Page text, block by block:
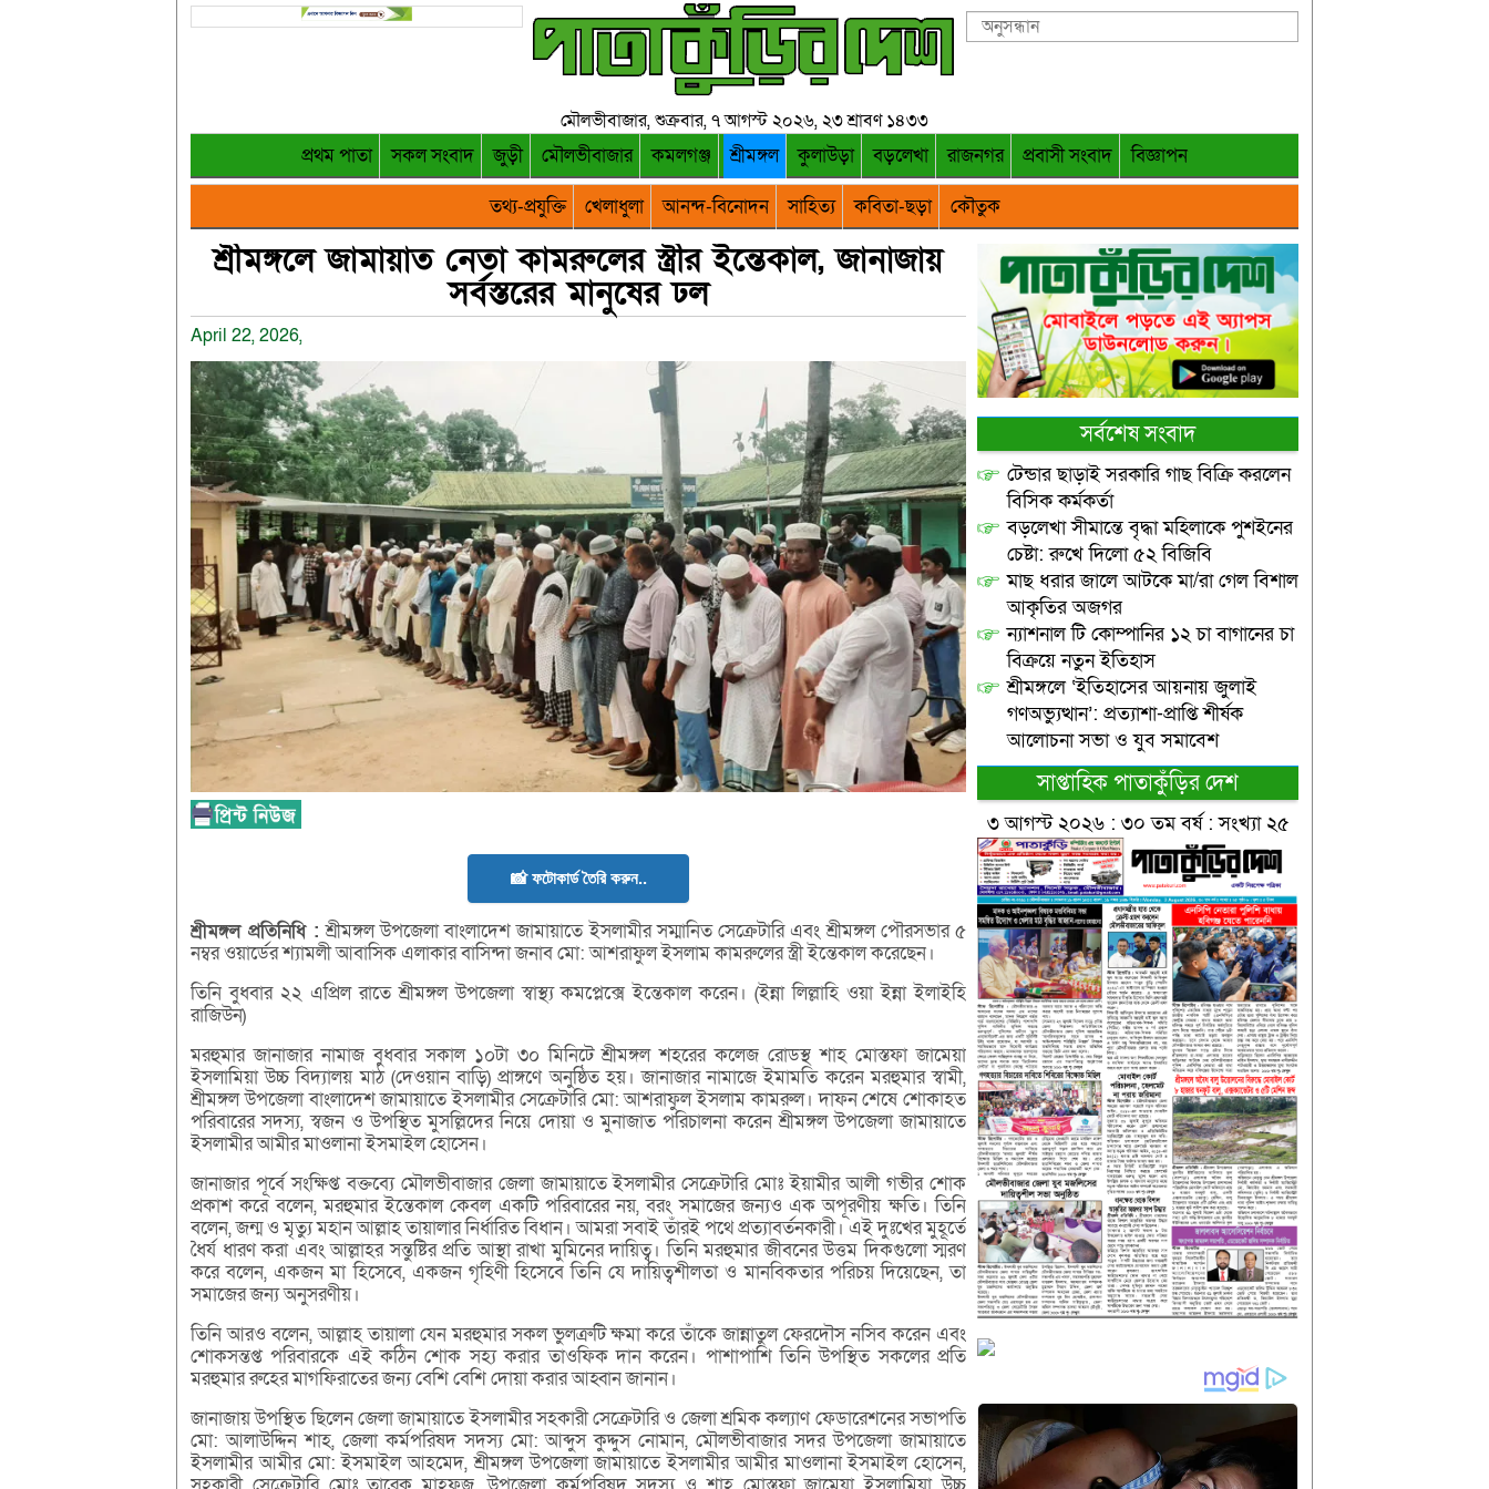
মৌলভীবাজার, শুক্রবার, ৭ আগস্ট ২০২৬, ২৩ শ্রাবণ ১৪৩৩
প্রথম পাতা সকল সংবাদ জুড়ী মৌলভীবাজার কমলগঞ্জ শ্রীমঙ্গল কুলাউড়া বড়লেখা রাজনগর প্রবাসী সংবাদ
বিজ্ঞাপন
তথ্য-প্রযুক্তি
খেলাধুলা আনন্দ-বিনোদন সাহিত্য কবিতা-ছড়া কৌতুক
শ্রীমঙ্গলে জামায়াত নেতা কামরুলের স্ত্রীর ইন্তেকাল, জানাজায়
সর্বস্তরের মানুষের ঢল
April 22, 2026,
📸 ফটোকার্ড তৈরি করুন..
শ্রীমঙ্গলপ্রতিনিধি : শ্রীমঙ্গল উপজেলা বাংলাদেশ জামায়াতে ইসলামীর সম্মানিত সেক্রেটারি এবং শ্রীমঙ্গল পৌরসভার ৫
নম্বর ওয়ার্ডের শ্যামলী আবাসিক এলাকার বাসিন্দা জনাব মো: আশরাফুল ইসলাম কামরুলের স্ত্রী ইন্তেকাল করেছেন।
তিনি বুধবার ২২ এপ্রিল রাতে শ্রীমঙ্গল উপজেলা স্বাস্থ্য কমপ্লেক্সে ইন্তেকাল করেন। (ইন্না লিল্লাহি ওয়া ইন্না ইলাইহি
রাজিউন)
মরহুমার জানাজার নামাজ বুধবার সকাল ১০টা ৩০ মিনিটে শ্রীমঙ্গল শহরের কলেজ রোডস্থ শাহ মোস্তফা জামেয়া
ইসলামিয়া উচ্চ বিদ্যালয় মাঠ (দেওয়ান বাড়ি) প্রাঙ্গণে অনুষ্ঠিত হয়। জানাজার নামাজে ইমামতি করেন মরহুমার স্বামী,
শ্রীমঙ্গল উপজেলা বাংলাদেশ জামায়াতে ইসলামীর সেক্রেটারি মো: আশরাফুল ইসলাম কামরুল। দাফন শেষে শোকাহত
পরিবারের সদস্য, স্বজন ও উপস্থিত মুসল্লিদের নিয়ে দোয়া ও মুনাজাত পরিচালনা করেন শ্রীমঙ্গল উপজেলা জামায়াতে
ইসলামীর আমীর মাওলানা ইসমাইল হোসেন।
জানাজার পূর্বে সংক্ষিপ্ত বক্তব্যে মৌলভীবাজার জেলা জামায়াতে ইসলামীর সেক্রেটারি মোঃ ইয়ামীর আলী গভীর শোক
প্রকাশ করে বলেন, মরহুমার ইন্তেকাল কেবল একটি পরিবারের নয়, বরং সমাজের জন্যও এক অপূরণীয় ক্ষতি। তিনি
বলেন, জন্ম ও মৃত্যু মহান আল্লাহ তায়ালার নির্ধারিত বিধান। আমরা সবাই তাঁরই পথে প্রত্যাবর্তনকারী। এই দুঃখের মুহূর্তে
ধৈর্য ধারণ করা এবং আল্লাহর সন্তুষ্টির প্রতি আস্থা রাখা মুমিনের দায়িত্ব। তিনি মরহুমার জীবনের উত্তম দিকগুলো স্মরণ
করে বলেন, একজন মা হিসেবে, একজন গৃহিণী হিসেবে তিনি যে দায়িত্বশীলতা ও মানবিকতার পরিচয় দিয়েছেন, তা
সমাজের জন্য অনুসরণীয়।
তিনি আরও বলেন, আল্লাহ তায়ালা যেন মরহুমার সকল ভুলত্রুটি ক্ষমা করে তাঁকে জান্নাতুল ফেরদৌস নসিব করেন এবং
শোকসন্তপ্ত পরিবারকে এই কঠিন শোক সহ্য করার তাওফিক দান করেন। পাশাপাশি তিনি উপস্থিত সকলের প্রতি
মরহুমার রুহের মাগফিরাতের জন্য বেশি বেশি দোয়া করার আহ্বান জানান।
জানাজায় উপস্থিত ছিলেন জেলা জামায়াতে ইসলামীর সহকারী সেক্রেটারি ও জেলা শ্রমিক কল্যাণ ফেডারেশনের সভাপতি
মো: আলাউদ্দিন শাহ, জেলা কর্মপরিষদ সদস্য মো: আব্দুস কুদ্দুস নোমান, মৌলভীবাজার সদর উপজেলা জামায়াতে
ইসলামীর আমীর মো: ইসমাইল আহমেদ, শ্রীমঙ্গল উপজেলা জামায়াতে ইসলামীর আমীর মাওলানা ইসমাইল হোসেন,
সর্বশেষ সংবাদ
টেন্ডার ছাড়াই সরকারি গাছ বিক্রি করলেন
বিসিক কর্মকর্তা
বড়লেখা সীমান্তে বৃদ্ধা মহিলাকে পুশইনের
চেষ্টা: রুখে দিলো ৫২ বিজিবি
মাছ ধরার জালে আটকে মা/রা গেল বিশাল
আকৃতির অজগর
ন্যাশনাল টি কোম্পানির ১২ চা বাগানের চা
বিক্রয়ে নতুন ইতিহাস
শ্রীমঙ্গলে ‘ইতিহাসের আয়নায় জুলাই
গণঅভ্যুত্থান’: প্রত্যাশা-প্রাপ্তি শীর্ষক
আলোচনা সভা ও যুব সমাবেশ
সাপ্তাহিক পাতাকুঁড়ির দেশ
৩ আগস্ট ২০২৬ : ৩০ তম বর্ষ : সংখ্যা ২৫